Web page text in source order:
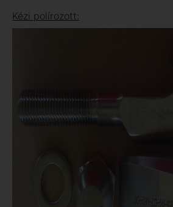
Kézi polírozott: